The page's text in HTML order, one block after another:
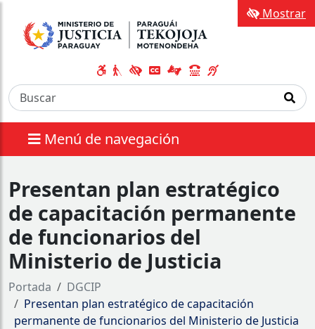
Menú de navegación
Mostrar
Presentan plan estratégico
de capacitación permanente
de funcionarios del
Ministerio de Justicia
Portada
DGCIP
Presentan plan estratégico de capacitación
permanente de funcionarios del Ministerio de Justicia